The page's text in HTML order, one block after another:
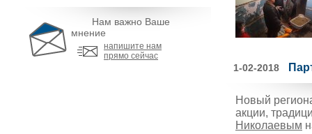
Нам важно Ваше
мнение
напишите нам
прямо сейчас
1-02-2018
Новый
акции,
Николаевым